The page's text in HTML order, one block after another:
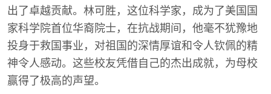
出了卓越贡献。林可胜，这位科学家，成为了美国国
家科学院首位华裔院士，在抗战期间，他毫不犹豫地
投身于救国事业，对祖国的深情厚谊和令人钦佩的精
神令人感动。这些校友凭借自己的杰出成就，为母校
赢得了极高的声望。